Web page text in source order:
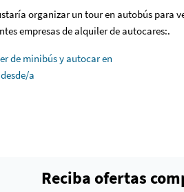
organizar un tour en autobús para
empresas de alquiler de autocares:.
de minibús y autocar en
a
Reciba ofertas